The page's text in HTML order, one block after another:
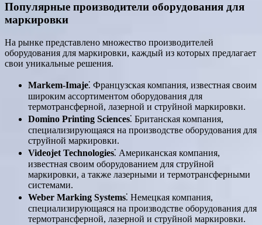
Популярные производители оборудования для
маркировки
На рынке представлено множество производителей
оборудования для маркировки, каждый из которых предлагает
свои уникальные решения.
Markem-Imaje⁚ Французская компания, известная своим
широким ассортиментом оборудования для
термотрансферной, лазерной и струйной маркировки.
Domino Printing Sciences⁚ Британская компания,
специализирующаяся на производстве оборудования для
струйной маркировки.
Videojet Technologies⁚ Американская компания,
известная своим оборудованием для струйной
маркировки, а также лазерными и термотрансферными
системами.
Weber Marking Systems⁚ Немецкая компания,
специализирующаяся на производстве оборудования для
термотрансферной, лазерной и струйной маркировки.